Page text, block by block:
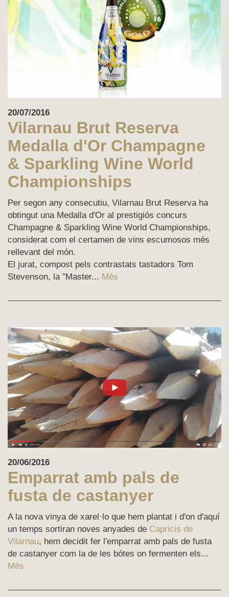
20/07/2016
Vilarnau Brut Reserva
Medalla d'Or Champagne
& Sparkling Wine World
Championships
Per segon any consecutiu, Vilarnau Brut Reserva ha
obtingut una Medalla d'Or al prestigiós concurs
Champagne & Sparkling Wine World Championships,
considerat com el certamen de vins escumosos més
rellevant del món.
El jurat, compost pels contrastats tastadors Tom
Stevenson, la "Master... Més
20/06/2016
Emparrat amb pals de
fusta de castanyer
A la nova vinya de xarel·lo que hem plantat i d'on d'aquí
un temps sortiran noves anyades de Capricis de
Vilarnau, hem decidit fer l'emparrat amb pals de fusta
de castanyer com la de les bótes on fermenten els...
Més